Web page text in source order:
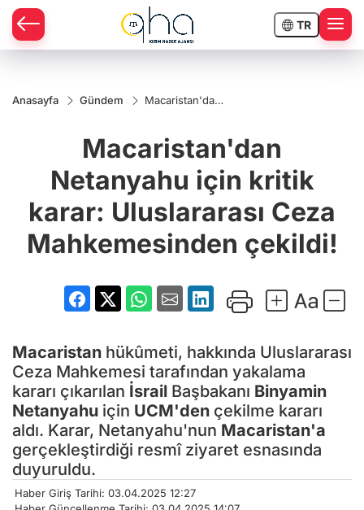
TR
Anasayfa Gündem
Macaristan'dan
Uluslararası
Ceza
çekildi!
Macaristan'dan
Netanyahu için kritik
karar: Uluslararası Ceza
Mahkemesinden çekildi!
Macaristan hükûmeti, hakkında Uluslararası
Ceza Mahkemesi tarafından yakalama
kararı çıkarılan İsrail Başbakanı Binyamin
Netanyahu için UCM'den çekilme kararı
aldı. Karar, Netanyahu'nun Macaristan'a
gerçekleştirdiği resmî ziyaret esnasında
duyuruldu.
Haber Giriş Tarihi: 03.04.2025 12:27